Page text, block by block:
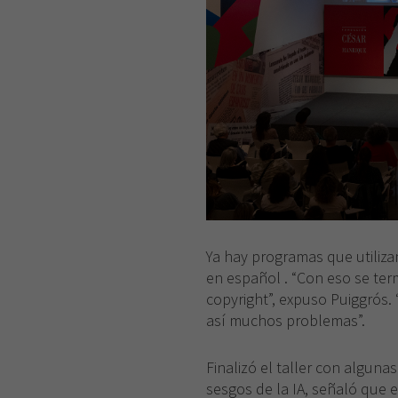
Ya hay programas que
en español . “Con eso se
copyright”, expuso
así muchos problemas”.
Finalizó el taller con
sesgos de la IA, señaló que